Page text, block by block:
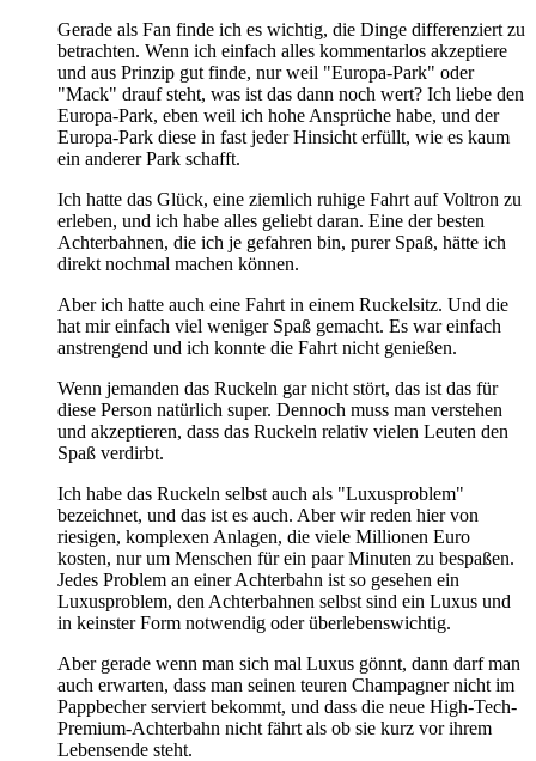
Gerade als Fan finde ich es wichtig, die Dinge differenziert zu
betrachten. Wenn ich einfach alles kommentarlos akzeptiere
und aus Prinzip gut finde, nur weil "Europa-Park" oder
"Mack" drauf steht, was ist das dann noch wert? Ich liebe den
Europa-Park, eben weil ich hohe Ansprüche habe, und der
Europa-Park diese in fast jeder Hinsicht erfüllt, wie es kaum
ein anderer Park schafft.
Ich hatte das Glück, eine ziemlich ruhige Fahrt auf Voltron zu
erleben, und ich habe alles geliebt daran. Eine der besten
Achterbahnen, die ich je gefahren bin, purer Spaß, hätte ich
direkt nochmal machen können.
Aber ich hatte auch eine Fahrt in einem Ruckelsitz. Und die
hat mir einfach viel weniger Spaß gemacht. Es war einfach
anstrengend und ich konnte die Fahrt nicht genießen.
Wenn jemanden das Ruckeln gar nicht stört, das ist das für
diese Person natürlich super. Dennoch muss man verstehen
und akzeptieren, dass das Ruckeln relativ vielen Leuten den
Spaß verdirbt.
Ich habe das Ruckeln selbst auch als "Luxusproblem"
bezeichnet, und das ist es auch. Aber wir reden hier von
riesigen, komplexen Anlagen, die viele Millionen Euro
kosten, nur um Menschen für ein paar Minuten zu bespaßen.
Jedes Problem an einer Achterbahn ist so gesehen ein
Luxusproblem, den Achterbahnen selbst sind ein Luxus und
in keinster Form notwendig oder überlebenswichtig.
Aber gerade wenn man sich mal Luxus gönnt, dann darf man
auch erwarten, dass man seinen teuren Champagner nicht im
Pappbecher serviert bekommt, und dass die neue High-Tech-
Premium-Achterbahn nicht fährt als ob sie kurz vor ihrem
Lebensende steht.